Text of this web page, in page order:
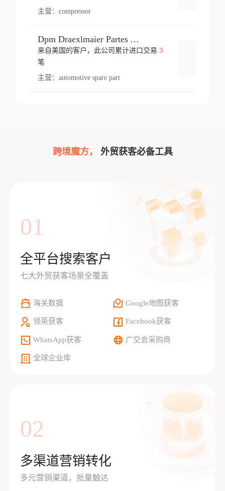
主营： compressor
Dpm Draexlmaier Partes Automotrices Corr Ind Huejotzingo
来自美国的客户，此公司累计进口交易 3
笔
主营： automotive spare part
跨境魔方， 外贸获客必备工具
01
全平台搜索客户
七大外贸获客场景全覆盖
海关数据 Google地图获客
领英获客 Facebook获客
WhatsApp获客 广交会采购商
全球企业库
02
多渠道营销转化
多元营销渠道，批量触达